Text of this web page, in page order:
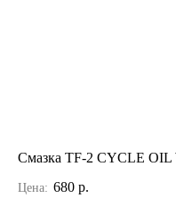
Смазка TF-2 CYCLE
Цена: 680 р.